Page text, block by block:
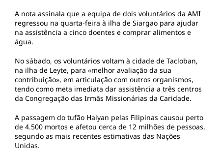
A nota assinala que a equipa de dois voluntários da AMI
regressou na quarta-feira à ilha de Siargao para ajudar
na assistência a cinco doentes e comprar alimentos e
água.
No sábado, os voluntários voltam à cidade de Tacloban,
na ilha de Leyte, para «melhor avaliação da sua
contribuição», em articulação com outros organismos,
tendo como meta imediata dar assistência a três centros
da Congregação das Irmãs Missionárias da Caridade.
A passagem do tufão Haiyan pelas Filipinas causou perto
de 4.500 mortos e afetou cerca de 12 milhões de pessoas,
segundo as mais recentes estimativas das Nações
Unidas.